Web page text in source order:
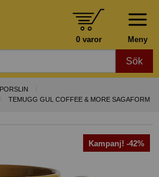
Meny
0 varor
Sök
PORSLIN
TEMUGG GUL COFFEE & MORE SAGAFORM
Kampanj! -42%